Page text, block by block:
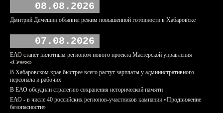
08.08.2026
Дмитрий Демешин объявил режим повышенной готовности в Хабаровске
07.08.2026
ЕАО станет пилотным регионом нового проекта Мастерской управления
«Сенеж»
В Хабаровском крае быстрее всего растут зарплаты у административного
персонала и рабочих
В ЕАО обсудили стратегию сохранения исторической памяти
ЕАО - в числе 40 российских регионов-участников кампании «Продвижение
безопасности»